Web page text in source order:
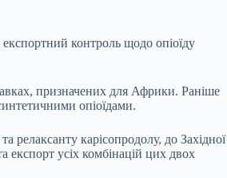
контроль щодо опіоїду
призначених для Африки. Раніше
опіоїдами.
релаксанту карiсопродолу, до Західної
експорт усіх комбінацій цих двох